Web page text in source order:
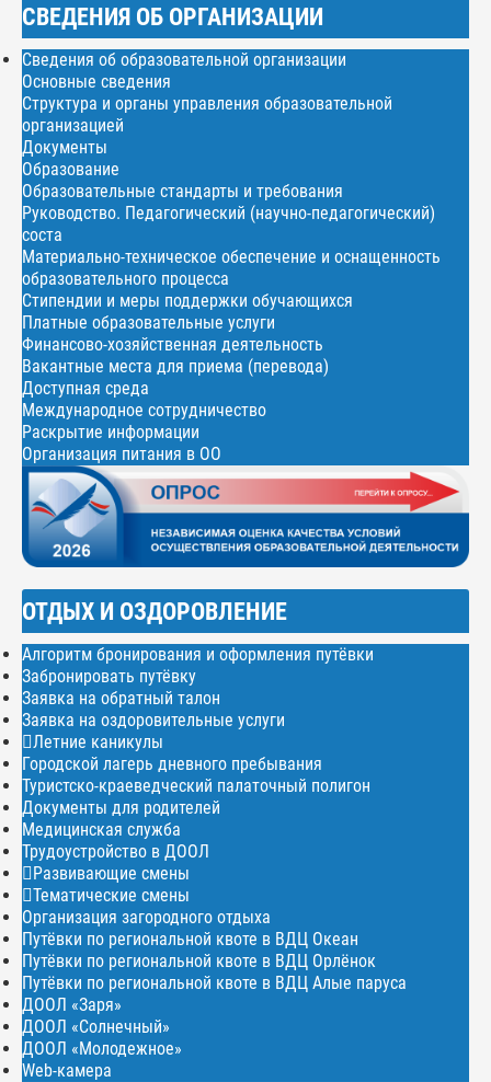
СВЕДЕНИЯ ОБ ОРГАНИЗАЦИИ
Сведения об образовательной организации
Основные сведения
Структура и органы управления образовательной
организацией
Документы
Образование
Образовательные стандарты и требования
Руководство. Педагогический (научно-педагогический)
соста
Материально-техническое обеспечение и оснащенность
образовательного процесса
Стипендии и меры поддержки обучающихся
Платные образовательные услуги
Финансово-хозяйственная деятельность
Вакантные места для приема (перевода)
Доступная среда
Международное сотрудничество
Раскрытие информации
Организация питания в ОО
ОТДЫХ И ОЗДОРОВЛЕНИЕ
Алгоритм бронирования и оформления путёвки
Забронировать путёвку
Заявка на обратный талон
Заявка на оздоровительные услуги
Летние каникулы
Городской лагерь дневного пребывания
Туристско-краеведческий палаточный полигон
Документы для родителей
Медицинская служба
Трудоустройство в ДООЛ
Развивающие смены
Тематические смены
Организация загородного отдыха
Путёвки по региональной квоте в ВДЦ Океан
Путёвки по региональной квоте в ВДЦ Орлёнок
Путёвки по региональной квоте в ВДЦ Алые паруса
ДООЛ «Заря»
ДООЛ «Солнечный»
ДООЛ «Молодежное»
Web-камера